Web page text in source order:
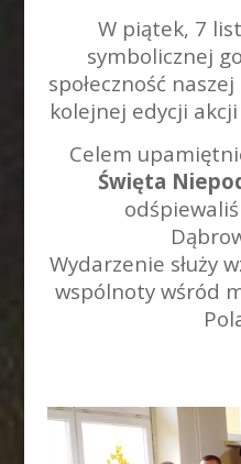
W piątek, 7
symbolicznej
społeczność
kolejnej edycji akcji
Celem
Święta
Wydarzenie służy
wspólnoty wśród